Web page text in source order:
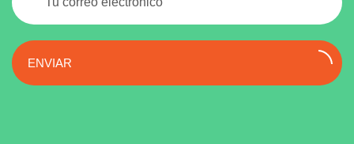
ENVIAR